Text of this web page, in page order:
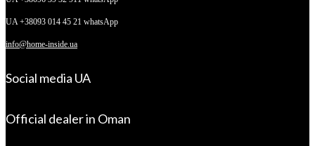
UA +38093 014 45 21 whatsApp
info@home-inside.ua
Social media UA
Official dealer in Oman